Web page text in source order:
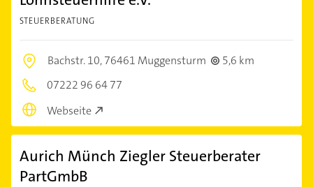
STEUERBERATUNG
Bachstr. 10,76461 Muggensturm
5,6 km
07222 96 64 77
Webseite
Aurich Münch Ziegler Steuerberater
PartGmbB